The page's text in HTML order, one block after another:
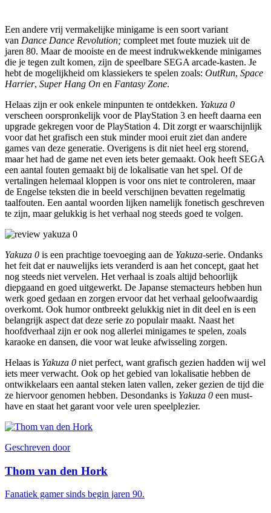
Een andere vrij vermakelijke minigame is een soort variant
van Dance Dance Revolution; compleet met foute muziek uit de
jaren 80. Maar de mooiste en de meest indrukwekkende minigames
die je tegen zult komen, zijn de speelbare SEGA arcade-kasten. Je
hebt de mogelijkheid om klassiekers te spelen zoals: OutRun, Space
Harrier, Super Hang On en Fantasy Zone.
Helaas zijn er ook enkele minpunten te ontdekken. Yakuza 0
verscheen oorspronkelijk voor de PlayStation 3 en heeft daarna een
upgrade gekregen voor de PlayStation 4. Dit zorgt er waarschijnlijk
voor dat het grafisch een stuk minder mooi eruit ziet dan andere
games van deze generatie. Overigens is dit niet heel erg storend,
maar het had de game net even iets beter gemaakt. Ook heeft SEGA
een aantal fouten gemaakt bij de lokalisatie van het spel. Of de
vertalingen helemaal kloppen is voor ons niet te controleren, maar
de Engelse teksten die in beeld verschijnen bevatten regelmatig
taalfouten. Een aantal woorden lijken namelijk fonetisch geschreven
te zijn, maar gelukkig is het verhaal nog steeds goed te volgen.
Yakuza 0 is een prachtige toevoeging aan de Yakuza-serie. Ondanks
het feit dat er nauwelijks iets veranderd is aan het concept, gaat het
nog steeds niet vervelen. Het verhaal is zoals altijd behoorlijk
diepgaand en goed uitgewerkt. De Japanse stemacteurs hebben hun
werk goed gedaan en zorgen ervoor dat het verhaal geloofwaardig
overkomt. Ook humor ontbreekt gelukkig niet in dit deel en is een
belangrijk aspect dat deze serie zo populair maakt. Naast het
hoofdverhaal zijn er ook nog allerlei minigames te spelen, zoals
karaoke en dansen, die voor wat leuke afwisseling zorgen.
Helaas is Yakuza 0 niet perfect, want grafisch gezien hadden wij wel
iets meer verwacht. Ook op het gebied van lokalisatie hebben de
ontwikkelaars een aantal steken laten vallen, zeker gezien de tijd die
ze hiervoor genomen hebben. Desondanks is Yakuza 0 een must-
have en staat het garant voor vele uren speelplezier.
Geschreven door
Thom van den Hork
Fanatiek gamer sinds begin jaren 90.